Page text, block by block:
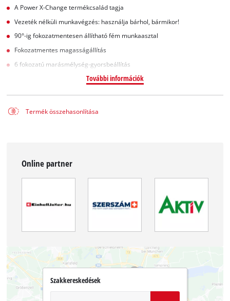
A Power X-Change termékcsalád tagja
Vezeték nélküli munkavégzés: használja bárhol, bármikor!
90°-ig fokozatmentesen állítható fém munkaasztal
Fokozatmentes magasságállítás
6 fokozatú marásmélység-gyorsbeállítás
További információk
Termék összehasonlítása
Online partner
Szakkereskedések